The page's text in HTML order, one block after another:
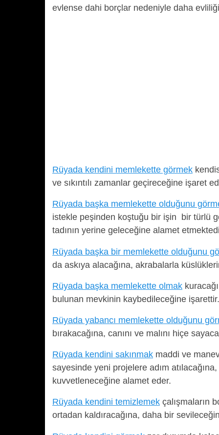
evlense dahi borçlar nedeniyle daha
Rüyada kendini memlekette görmek
ve sıkıntılı zamanlar geçireceğine işaret
Rüyada başka memlekette olduğunu
istekle peşinden koştuğu bir işin bir türlü
tadının yerine geleceğine alamet
Rüyada başka bir memlekette olduğunu
da askıya alacağına, akrabalarla
Rüyada başka memlekette olmak
bulunan mevkinin kaybedileceğine işarettir.
Rüyada yabancı memlekette olduğunu
bırakacağına, canını ve malını hiçe
Rüyada kendini sakınmak maddi ve
sayesinde yeni projelere adım
kuvvetleneceğine alamet eder.
Rüyada kendini temizlemek çalışmaların
ortadan kaldıracağına, daha bir